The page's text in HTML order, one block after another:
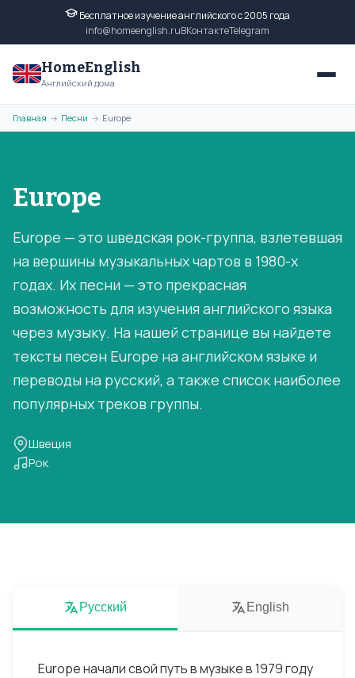
Бесплатное изучение английского с 2005 года
info@homeenglish.ruВКонтактеTelegram
HomeEnglish
Английский дома
Главная → Песни → Europe
Europe
Europe — это шведская рок-группа, взлетевшая
на вершины музыкальных чартов в 1980-х
годах. Их песни — это прекрасная
возможность для изучения английского языка
через музыку. На нашей странице вы найдете
тексты песен Europe на английском языке и
переводы на русский, а также список наиболее
популярных треков группы.
Швеция
Рок
Русский English
Europe начали свой путь в музыке в 1979 году